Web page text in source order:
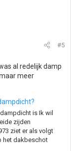
#5
al redelijk damp
meer
is Ik wil
zijden
ziet er als volgt
het dakbeschot